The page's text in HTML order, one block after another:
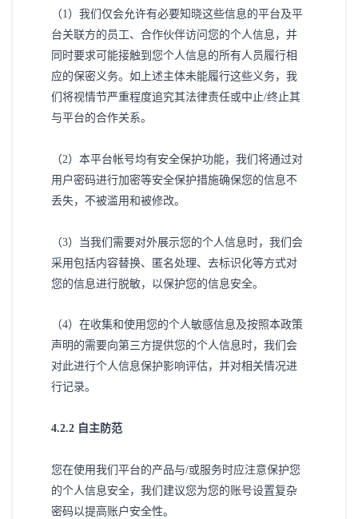
（1）我们仅会允许有必要知晓这些信息的平台及平
台关联方的员工、合作伙伴访问您的个人信息，并
同时要求可能接触到您个人信息的所有人员履行相
应的保密义务。如上述主体未能履行这些义务，我
们将视情节严重程度追究其法律责任或中止/终止其
与平台的合作关系。
（2）本平台帐号均有安全保护功能，我们将通过对
用户密码进行加密等安全保护措施确保您的信息不
丢失，不被滥用和被修改。
（3）当我们需要对外展示您的个人信息时，我们会
采用包括内容替换、匿名处理、去标识化等方式对
您的信息进行脱敏，以保护您的信息安全。
（4）在收集和使用您的个人敏感信息及按照本政策
声明的需要向第三方提供您的个人信息时，我们会
对此进行个人信息保护影响评估，并对相关情况进
行记录。
4.2.2 自主防范
您在使用我们平台的产品与/或服务时应注意保护您
的个人信息安全，我们建议您为您的账号设置复杂
密码以提高账户安全性。